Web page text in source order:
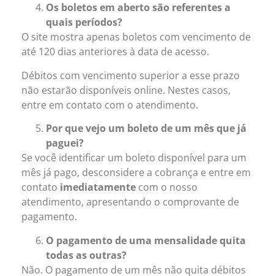
Os boletos em aberto são referentes a
quais períodos?
O site mostra apenas boletos com vencimento de
até 120 dias anteriores à data de acesso.
Débitos com vencimento superior a esse prazo
não estarão disponíveis online. Nestes casos,
entre em contato com o atendimento.
Por que vejo um boleto de um mês que já
paguei?
Se você identificar um boleto disponível para um
mês já pago, desconsidere a cobrança e entre em
contato imediatamente com o nosso
atendimento, apresentando o comprovante de
pagamento.
O pagamento de uma mensalidade quita
todas as outras?
Não. O pagamento de um mês não quita débitos